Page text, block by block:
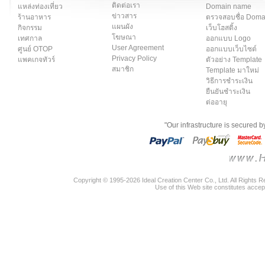
แหล่งท่องเที่ยว
ร้านอาหาร
กิจกรรม
เทศกาล
ศูนย์ OTOP
แพคเกจทัวร์
ติดต่อเรา
ข่าวสาร
แผนผัง
โฆษณา
User Agreement
Privacy Policy
สมาชิก
Domain name
ตรวจสอบชื่อ
เว็บโฮสติ้ง
ออกแบบ Logo
ออกแบบเว็บไซต์
ตัวอย่าง Template
Template มาใหม่
วิธีการชำระเงิน
ยืนยันชำระเงิน
ต่ออายุ
"Our infrastructure is secured
Copyright © 1995-2026 Ideal Creation Center Co., Ltd. All Rights
Use of this Web site constitutes